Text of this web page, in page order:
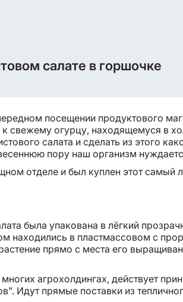
салате в горшочке
посещении продуктового
к свежему огурцу, находящемуся в
салата и сделать из этого
пору наш организм
отделе и был куплен этот самый
была упакована в лёгкий
находились в пластмассовом с
прямо с места его
агрохолдингах, действует
Идут прямые поставки из